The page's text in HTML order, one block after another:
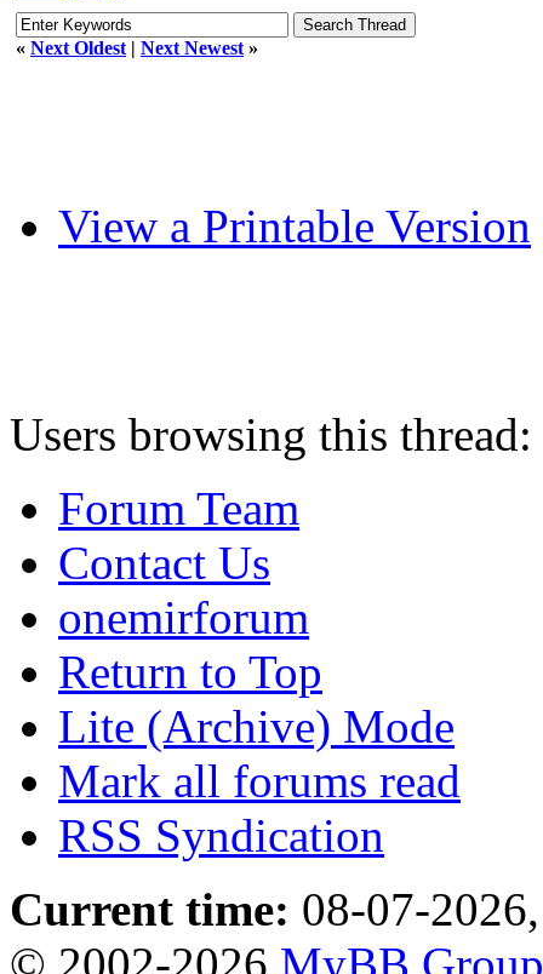
« Next Oldest | Next Newest »
View a Printable Version
Users browsing this
Forum Team
Contact Us
onemirforum
Return to Top
Lite (Archive) Mode
Mark all forums read
RSS Syndication
Current time: 08-07-
© 2002-2026 MyBB Group